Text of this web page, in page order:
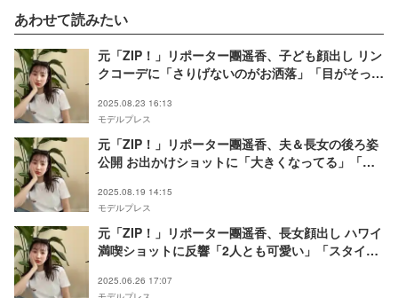
あわせて読みたい
元「ZIP！」リポーター團遥香、子ども顔出し リン
クコーデに「さりげないのがお洒落」「目がそっく
2025.08.23 16:13
モデルプレス
元「ZIP！」リポーター團遥香、夫＆長女の後ろ姿
公開 お出かけショットに「大きくなってる」「癒
2025.08.19 14:15
モデルプレス
元「ZIP！」リポーター團遥香、長女顔出し ハワイ
満喫ショットに反響「2人とも可愛い」「スタイル
2025.06.26 17:07